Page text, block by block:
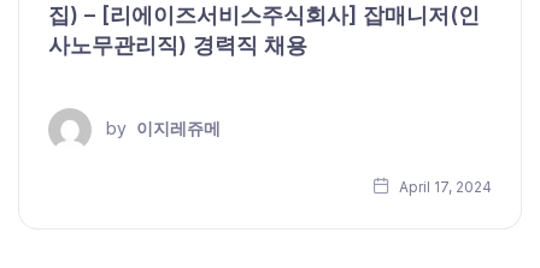
집) – [리에이즈서비스주식회사] 잡매니저(인
사노무관리직) 경력직 채용
by 이지레쥬메
April 17, 2024